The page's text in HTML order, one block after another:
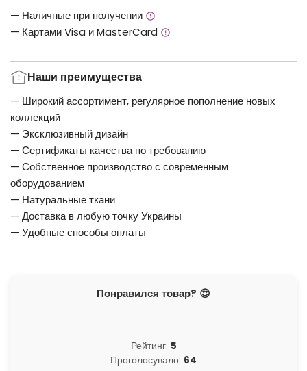
— Наличные при получении
— Картами Visa и MasterCard
Наши преимущества
— Широкий ассортимент, регулярное пополнение новых
коллекций
— Эксклюзивный дизайн
— Сертификаты качества по требованию
— Собственное производство с современным
оборудованием
— Натуральные ткани
— Доставка в любую точку Украины
— Удобные способы оплаты
Понравился товар? 😍
Рейтинг: 5
Проголосувало: 64